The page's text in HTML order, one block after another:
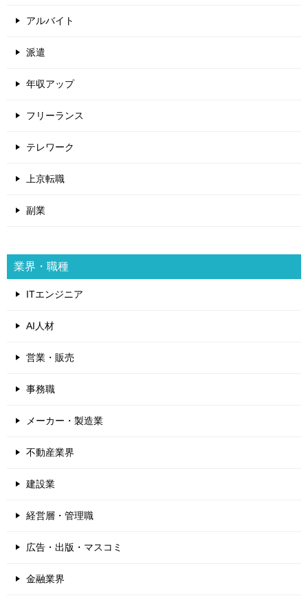
アルバイト
派遣
年収アップ
フリーランス
テレワーク
上京転職
副業
業界・職種
ITエンジニア
AI人材
営業・販売
事務職
メーカー・製造業
不動産業界
建設業
経営層・管理職
広告・出版・マスコミ
金融業界